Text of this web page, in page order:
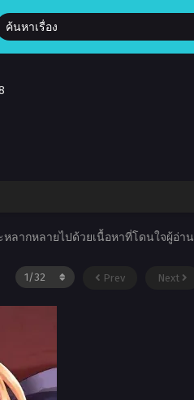
ลากหลายไปด้วยเนื้อหาที่โดนใจผู้อ่าน
Prev Next